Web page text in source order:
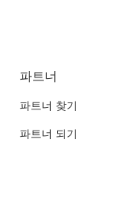
파트너
파트너 찾기
파트너 되기